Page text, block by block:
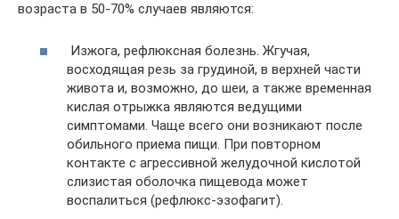
возраста в 50-70% случаев являются:
Изжога, рефлюксная болезнь. Жгучая,
восходящая резь за грудиной, в верхней части
живота и, возможно, до шеи, а также временная
кислая отрыжка являются ведущими
симптомами. Чаще всего они возникают после
обильного приема пищи. При повторном
контакте с агрессивной желудочной кислотой
слизистая оболочка пищевода может
воспалиться (рефлюкс-эзофагит).